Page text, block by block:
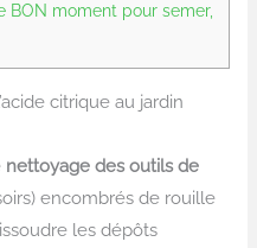
BON moment pour semer,
citrique au jardin
nettoyage des outils de
encombrés de rouille
les dépôts